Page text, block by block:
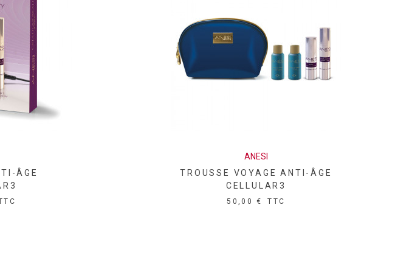
KIT DÉCOUVERTE ANTI ÂGE